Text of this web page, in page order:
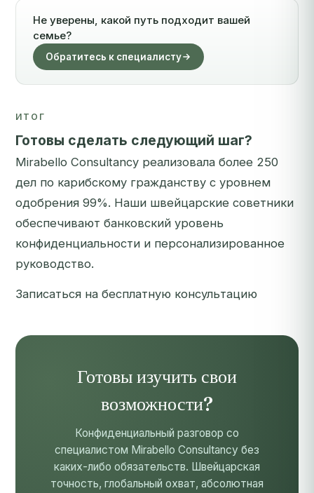
Не уверены, какой путь подходит вашей
семье?
Обратитесь к специалисту
ИТОГ
Готовы сделать следующий шаг?
Mirabello Consultancy реализовала более 250
дел по карибскому гражданству с уровнем
одобрения 99%. Наши швейцарские советники
обеспечивают банковский уровень
конфиденциальности и персонализированное
руководство.
Записаться на бесплатную консультацию
Готовы изучить свои
возможности?
Конфиденциальный разговор со
специалистом Mirabello Consultancy без
каких-либо обязательств. Швейцарская
точность, глобальный охват, абсолютная